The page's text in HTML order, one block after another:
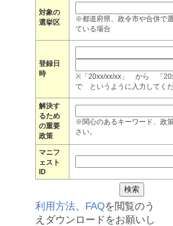
対象の
選挙区
※都道府県、政令市や合併で
ている場合
登録日
時
※「20xx/xx/xx」 から 「
で というように入力してくだ
解決す
るため
の重要
政策
※関心のあるキーワード、政
さい。
マニフ
ェスト
ID
利用方法、 FAQを閲覧のう
えダウンロードをお願いし